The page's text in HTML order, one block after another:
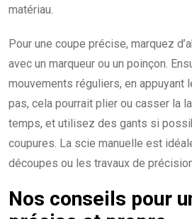
matériau.
Pour une coupe précise, marquez
avec un marqueur ou un poinçon.
mouvements réguliers, en appuyant
pas, cela pourrait plier ou casser la
temps, et utilisez des gants si
coupures. La scie manuelle est
découpes ou les travaux de
Nos conseils pour